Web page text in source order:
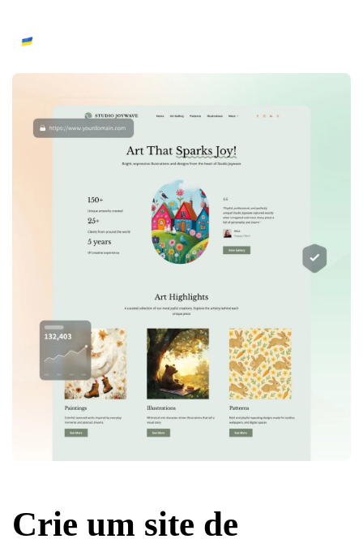
Crie um site de